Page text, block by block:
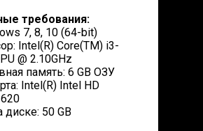
требования:
7, 8, 10 (64-bit)
Intel(R) Core(TM) i3-
@ 2.10GHz
память: 6 GB ОЗУ
Intel(R) Intel HD
диске: 50 GB